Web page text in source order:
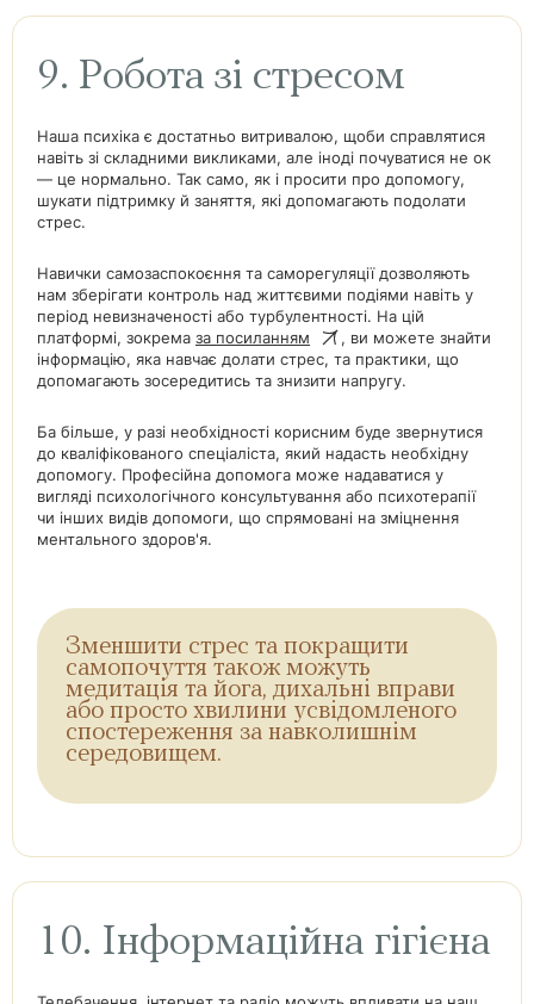
9. Робота зі стресом
Наша психіка є достатньо витривалою, щоби справлятися
навіть зі складними викликами, але іноді почуватися не ок
— це нормально. Так само, як і просити про допомогу,
шукати підтримку й заняття, які допомагають подолати
стрес.
Навички самозаспокоєння та саморегуляції дозволяють
нам зберігати контроль над життєвими подіями навіть у
період невизначеності або турбулентності. На цій
платформі, зокрема за посиланням
, ви можете знайти
інформацію, яка навчає долати стрес, та практики, що
допомагають зосередитись та знизити напругу.
Ба більше, у разі необхідності корисним буде звернутися
до кваліфікованого спеціаліста, який надасть необхідну
допомогу. Професійна допомога може надаватися у
вигляді психологічного консультування або психотерапії
чи інших видів допомоги, що спрямовані на зміцнення
ментального здоров'я.
Зменшити стрес та покращити
самопочуття також можуть
медитація та йога, дихальні вправи
або просто хвилини усвідомленого
спостереження за навколишнім
середовищем.
10. Інформаційна гігієна